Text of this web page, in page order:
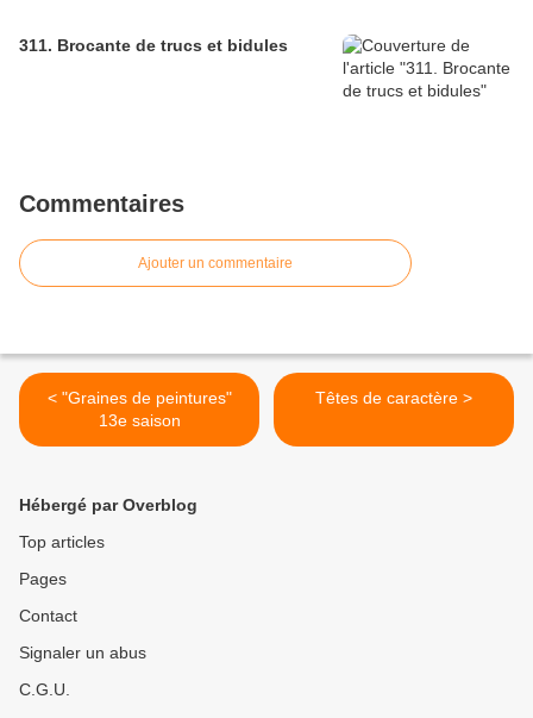
311. Brocante de trucs et bidules
Commentaires
Ajouter un commentaire
< "Graines de peintures"
13e saison
Têtes de caractère >
Hébergé par Overblog
Top articles
Pages
Contact
Signaler un abus
C.G.U.